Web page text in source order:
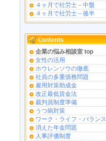
４ヶ月で社労士－中盤
４ヶ月で社労士－後半
企業の悩み相談室 top
女性の活用
ホウレンソウの徹底
社員の多重債務問題
雇用対策助成金
改正最低賃金法
裁判員制度準備
うつ病対策
ワーク・ライフ・バランス
消えた年金問題
人事評価制度